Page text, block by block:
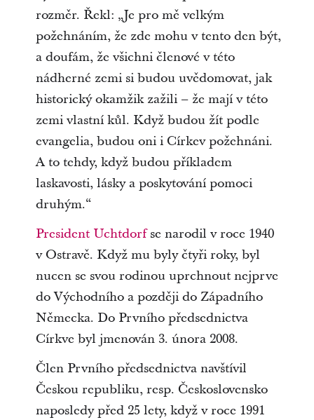
rozměr. Řekl: „Je pro mě velkým
požehnáním, že zde mohu v tento den být,
a doufám, že všichni členové v této
nádherné zemi si budou uvědomovat, jak
historický okamžik zažili – že mají v této
zemi vlastní kůl. Když budou žít podle
evangelia, budou oni i Církev požehnáni.
A to tehdy, když budou příkladem
laskavosti, lásky a poskytování pomoci
druhým.“
President Uchtdorfse narodil v roce 1940
v Ostravě. Když mu byly čtyři roky, byl
nucen se svou rodinou uprchnout nejprve
do Východního a později do Západního
Německa. Do Prvního předsednictva
Církve byl jmenován 3. února 2008.
Člen Prvního předsednictva navštívil
Českou republiku, resp. Československo
naposledy před 25 lety, když v roce 1991